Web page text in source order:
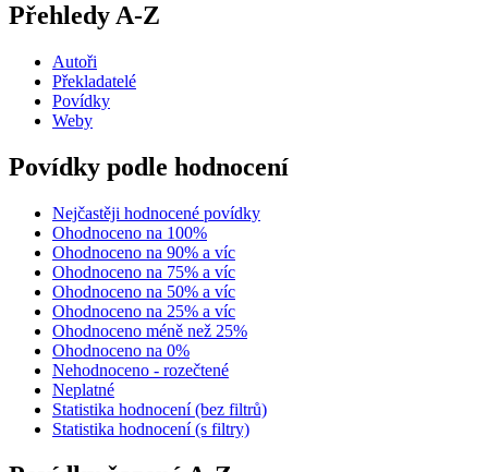
Přehledy A-Z
Autoři
Překladatelé
Povídky
Weby
Povídky podle hodnocení
Nejčastěji hodnocené povídky
Ohodnoceno na 100%
Ohodnoceno na 90% a víc
Ohodnoceno na 75% a víc
Ohodnoceno na 50% a víc
Ohodnoceno na 25% a víc
Ohodnoceno méně než 25%
Ohodnoceno na 0%
Nehodnoceno - rozečtené
Neplatné
Statistika hodnocení (bez filtrů)
Statistika hodnocení (s filtry)